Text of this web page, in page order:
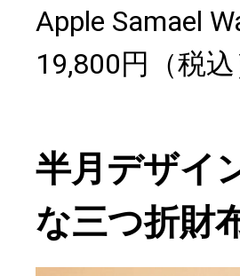
Apple Samael
19,800円（税込
半月デザイ
な三つ折財